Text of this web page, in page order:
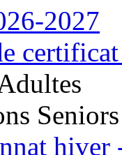
2027
Seniors
hiver